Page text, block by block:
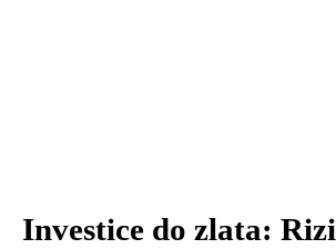
Investice do zlata: